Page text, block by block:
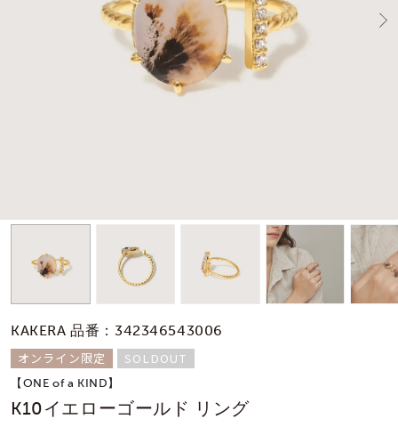
すべてのジュエリー
誕生石
モチーフ
石の色
ファッションテイス
ト
KAKERA 品番：342346543006
オンライン限定
SOLDOUT
【ONE of a KIND】
K10イエローゴールド リング